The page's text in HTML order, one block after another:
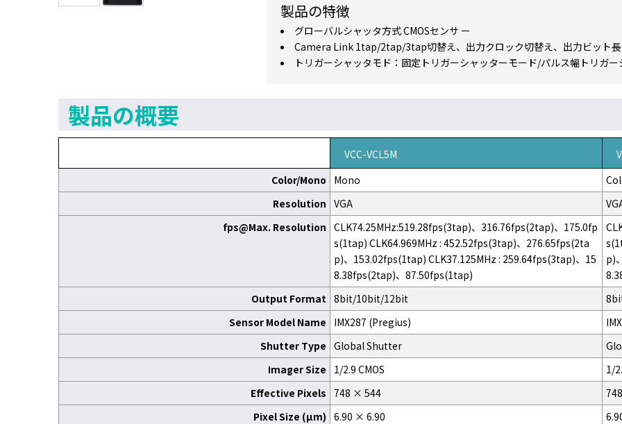
製品の特徴
グローバルシャッタ方式 CMOSセンサ ー
Camera Link 1tap/2tap/3tap切替え、出力クロック切替え、出力ビット
トリガーシャッタモド：固定トリガーシャッターモード/パルス幅トリガ
製品の概要
VCC-VCL5M
Color/Mono
Mono
Resolution VGA
fps@Max. Resolution CLK74.25MHz:519.28fps(3tap)、316.76fps(2tap)、175.0fp
s(1tap) CLK64.969MHz : 452.52fps(3tap)、276.65fps(2ta
p)、153.02fps(1tap) CLK37.125MHz : 259.64fps(3tap)、15
8.38fps(2tap)、87.50fps(1tap)
p)
Output Format 8bit/10bit/12bit
Sensor Model Name
IMX287 (Pregius)
Shutter Type Global Shutter
Imager Size
1/2.9 CMOS
1/
Effective Pixels
748 × 544
Pixel Size (μm) 6.90 × 6.90